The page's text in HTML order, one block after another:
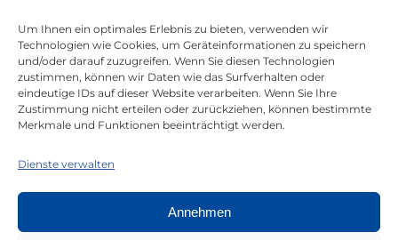
Um Ihnen ein optimales Erlebnis zu bieten, verwenden wir
Technologien wie Cookies, um Geräteinformationen zu speichern
und/oder darauf zuzugreifen. Wenn Sie diesen Technologien
zustimmen, können wir Daten wie das Surfverhalten oder
eindeutige IDs auf dieser Website verarbeiten. Wenn Sie Ihre
Zustimmung nicht erteilen oder zurückziehen, können bestimmte
Merkmale und Funktionen beeinträchtigt werden.
Dienste verwalten
Annehmen
Mitgliedschaft bei